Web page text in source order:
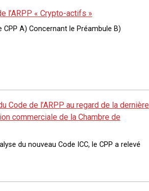
l’ARPP « Crypto-actifs »
A) Concernant le Préambule B)
Code de l’ARPP au regard de la dernière
commerciale de la Chambre de
du nouveau Code ICC, le CPP a relevé